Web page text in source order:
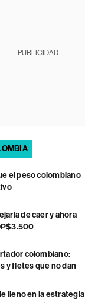
PUBLICIDAD
el peso colombiano
de caer y ahora
colombiano:
y fletes que no dan
lleno en la estrategia